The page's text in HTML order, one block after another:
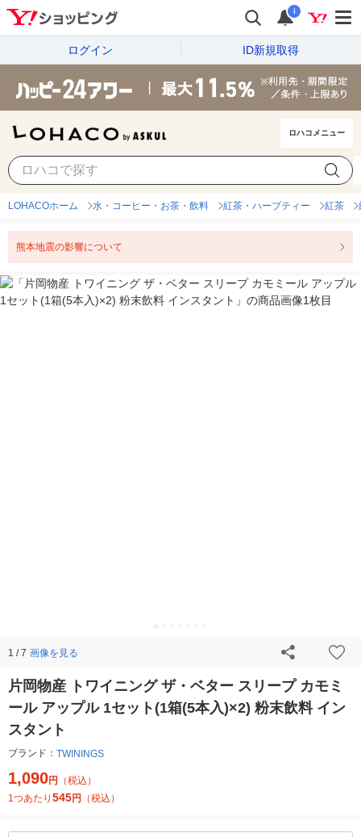
i
ログイン ID新規取得
ロハコメニュー
LOHACOホーム 水・コーヒー・お茶・飲料 紅茶・ハーブティー 紅茶
熊本地震の影響について
1 / 7 画像を見る
片岡物産 トワイニング ザ・ベター スリープ カモミ
ール アップル 1セット(1箱(5本入)×2) 粉末飲料 イン
スタント
ブランド： TWININGS
1,090円
（税込）
1つあたり 545円 （税込）